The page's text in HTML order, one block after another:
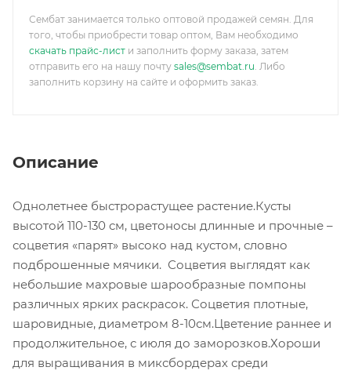
Сембат занимается только оптовой продажей семян. Для
того, чтобы приобрести товар оптом, Вам необходимо
скачать прайс-лист и заполнить форму заказа, затем
отправить его на нашу почту sales@sembat.ru. Либо
заполнить корзину на сайте и оформить заказ.
Описание
Однолетнее быстрорастущее растение.Кусты
высотой 110-130 см, цветоносы длинные и прочные –
соцветия «парят» высоко над кустом, словно
подброшенные мячики. Соцветия выглядят как
небольшие махровые шарообразные помпоны
различных ярких раскрасок. Соцветия плотные,
шаровидные, диаметром 8-10см.Цветение раннее и
продолжительное, с июля до заморозков.Хороши
для выращивания в миксбордерах среди